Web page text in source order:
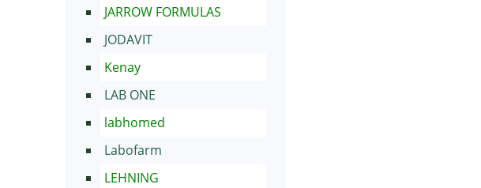
JARROW FORMULAS
JODAVIT
Kenay
LAB ONE
labhomed
Labofarm
LEHNING